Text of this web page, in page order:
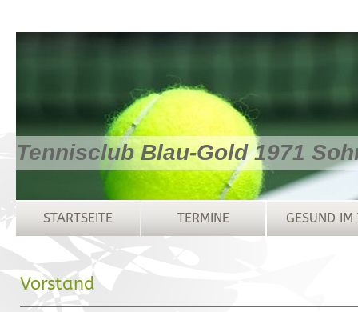
Tennisclub Blau-Gold 1971
STARTSEITE TERMINE GESUND IM
Vorstand